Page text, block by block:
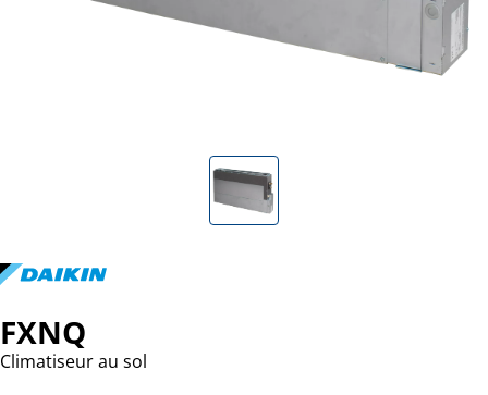
FXNQ
Climatiseur au sol